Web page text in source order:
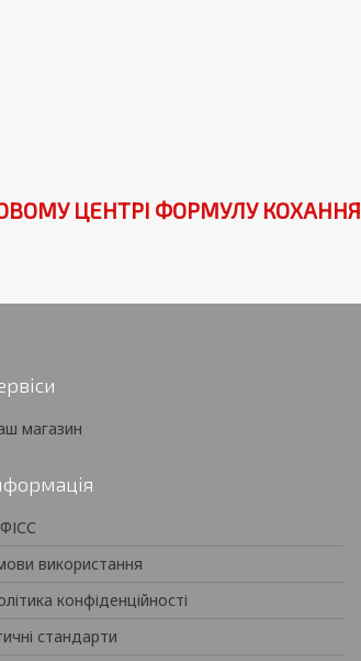
ЦЕНТРІ ФОРМУЛУ КОХАННЯ
магазин
використання
конфіденційності
стандарти